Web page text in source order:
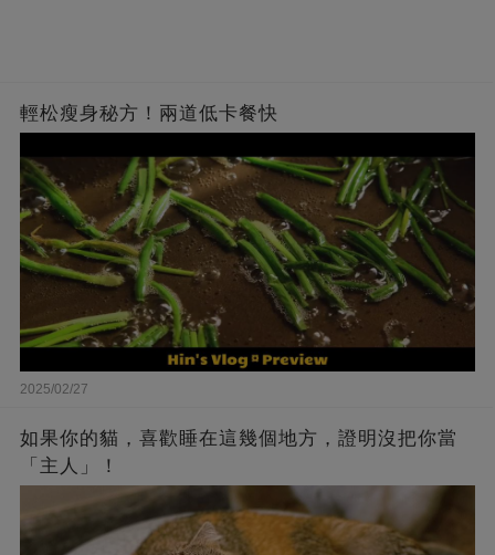
輕松瘦身秘方！兩道低卡餐快
2025/02/27
如果你的貓，喜歡睡在這幾個地方，證明沒把你當
「主人」！